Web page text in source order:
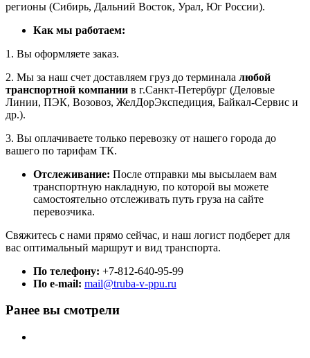
регионы (Сибирь, Дальний Восток, Урал, Юг России).
Как мы работаем:
1. Вы оформляете заказ.
2. Мы за наш счет доставляем груз до терминала любой
транспортной компании в г.Санкт-Петербург (Деловые
Линии, ПЭК, Возовоз, ЖелДорЭкспедиция, Байкал-Сервис и
др.).
3. Вы оплачиваете только перевозку от нашего города до
вашего по тарифам ТК.
Отслеживание: После отправки мы высылаем вам
транспортную накладную, по которой вы можете
самостоятельно отслеживать путь груза на сайте
перевозчика.
Свяжитесь с нами прямо сейчас, и наш логист подберет для
вас оптимальный маршрут и вид транспорта.
По телефону: +7-812-640-95-99
По e-mail: mail@truba-v-ppu.ru
Ранее вы смотрели